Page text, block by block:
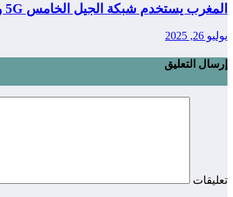
المغرب يستخدم شبكة الجيل الخامس 5G واخيرا
يوليو 26, 2025
إرسال التعليق
تعليقات